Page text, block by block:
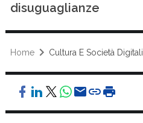
disuguaglianze
Home Cultura E Società Digitali